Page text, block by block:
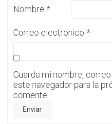
Nombre *
Correo electrónico *
Guarda mi nombre,
este navegador para la
comente.